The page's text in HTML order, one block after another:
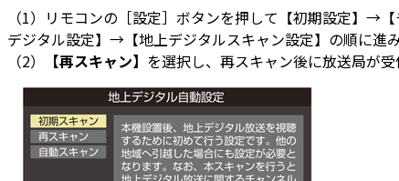
（1）リモコンの［設定］ボタンを押して【初期設定】→
デジタル設定】→【地上デジタルスキャン設定】の順に進み
（2）
【再スキャン】 を選択し、再スキャン後に放送局が